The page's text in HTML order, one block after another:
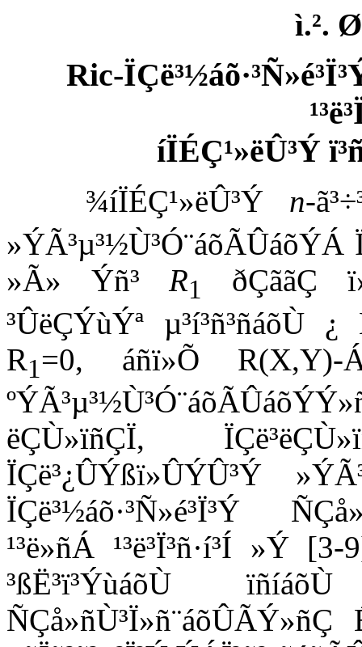
ì.².
Ric-
íÏÉÇ¹»ëÛ³Ý
¾íÏÉÇ¹»ëÛ³Ý n-
»ÝÃ³µ³½Ù³Ó¨áõÃÛáõÝÁ
»Ã» Ýñ³R1
ðÇããÇ
³ÛëÇÝùÝª µ³í³ñ³ñáõÙ
R1=0, áñï»Õ R(X,Y)-
ëÇÙ»ïñÇÏ,
ÏÇë³¿ÛÝßï»ÛÝÛ³Ý
ÏÇë³½áõ·³Ñ»é³Ï³Ý
¹³ë»ñÁ ¹³ë³Ï³ñ·í³Í »Ý
³ßË³ï³ÝùáõÙ
ÑÇå»ñÙ³Ï»ñ¨áõÛÃÝ»ñÇ